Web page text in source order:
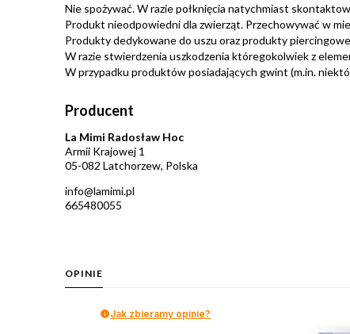
Nie spożywać. W razie połknięcia natychmiast
Produkt nieodpowiedni dla zwierząt. Przechowywać w
Produkty dedykowane do uszu oraz produkty
W razie stwierdzenia uszkodzenia któregokolwiek z
W przypadku produktów posiadających gwint (m.in.
Producent
La Mimi Radosław Hoc
Armii Krajowej 1
05-082 Latchorzew, Polska
info@lamimi.pl
665480055
OPINIE
Jak zbieramy opinie?